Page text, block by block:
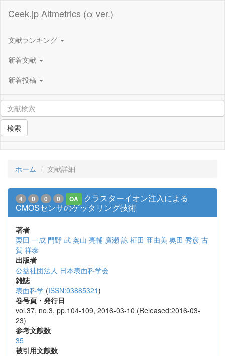
Ceek.jp Altmetrics (α ver.)
文献ランキング
新着文献
新着投稿
検索
ホーム 文献詳細
4 0 0 0 OA
クラスターイオン注入による
CMOSセンサのゲッタリング技術
著者
栗田 一成 門野 武 奥山 亮輔 廣瀬 諒 柾田 亜由美 奥田 秀彦 古
賀 祥泰
出版者
公益社団法人 日本表面科学会
雑誌
表面科学 (ISSN:03885321)
巻号頁・発行日
vol.37, no.3, pp.104-109, 2016-03-10 (Released:2016-03-
23)
参考文献数
35
被引用文献数